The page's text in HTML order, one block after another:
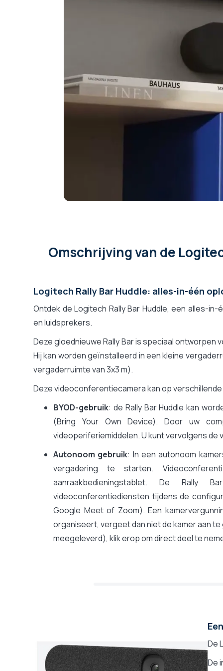
Ja, ePTZ
Geen optische
Inlijsten deelnemers
Ja, auto
Automatische focus op de actieve
spreker
Ja, Speaker
Neen
Bluetooth voor audio conference
Gecertificeerd voor
Microsoft
Omschrijvingvan de
Logitech Rally Bar Huddle: alles-in-één
Ontdek de Logitech Rally Bar Huddle, een alles-
en luidsprekers.
Deze gloednieuwe Rally Bar is speciaal ontworpen
Hij kan worden geïnstalleerd in een kleine
vergaderruimte van 3x3 m).
Deze videoconferentiecamera kan op
BYOD-gebruik: de Rally Bar Huddle kan
(Bring Your Own Device). Door uw
videoperiferiemiddelen. U kunt vervolgens
Autonoom gebruik: In een autonoom
vergadering te starten.
aanraakbedieningstablet. De Rally
videoconferentiediensten tijdens de
Google Meet of Zoom). Een
organiseert, vergeet dan niet de kamer aan
meegeleverd), klik erop om direct deel te
De
De